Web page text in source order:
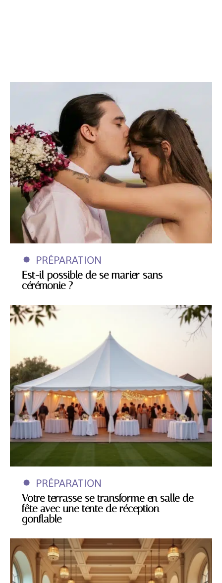
PRÉPARATION
Est-il possible de se marier sans
cérémonie ?
PRÉPARATION
Votre terrasse se transforme en salle de
fête avec une tente de réception
gonflable